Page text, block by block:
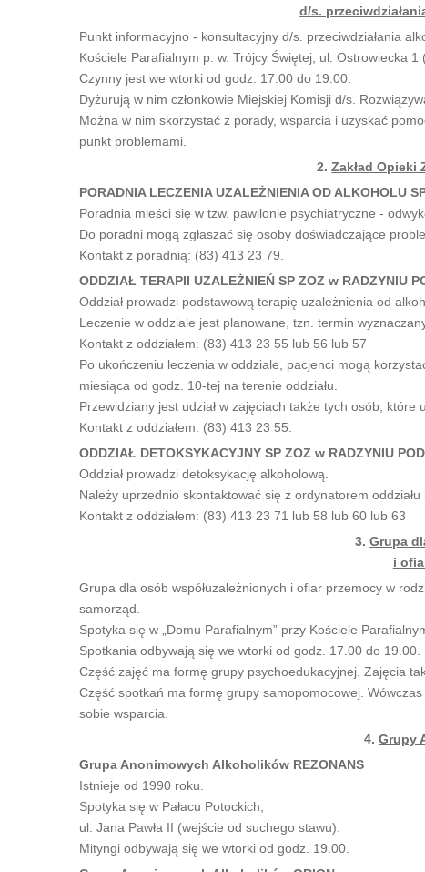
d/s.
Punkt informacyjno - konsultacyjny d/s. przeciwdziałania
Kościele Parafialnym p. w. Trójcy Świętej, ul. Ostrowiecka 1
Czynny jest we wtorki od godz. 17.00 do 19.00.
Dyżurują w nim członkowie Miejskiej Komisji d/s.
Można w nim skorzystać z porady, wsparcia i uzyskać
punkt problemami.
2.Zakład Opieki
PORADNIA LECZENIA UZALEŻNIENIA OD ALKOHOLU
Poradnia mieści się w tzw. pawilonie psychiatryczne -
Do poradni mogą zgłaszać się osoby doświadczające
Kontakt z poradnią: (83) 413 23 79.
ODDZIAŁ TERAPII UZALEŻNIEŃ SP ZOZ w RADZYNIU
Oddział prowadzi podstawową terapię uzależnienia od
Leczenie w oddziale jest planowane, tzn. termin
Kontakt z oddziałem: (83) 413 23 55 lub 56 lub 57
Po ukończeniu leczenia w oddziale, pacjenci mogą
miesiąca od godz. 10-tej na terenie oddziału.
Przewidziany jest udział w zajęciach także tych osób, które
Kontakt z oddziałem: (83) 413 23 55.
ODDZIAŁ DETOKSYKACYJNY SP ZOZ w RADZYNIU
Oddział prowadzi detoksykację alkoholową.
Należy uprzednio skontaktować się z ordynatorem
Kontakt z oddziałem: (83) 413 23 71 lub 58 lub 60 lub 63
3.Grupa
i
Grupa dla osób współuzależnionych i ofiar przemocy w
samorząd.
Spotyka się w „Domu Parafialnym” przy Kościele
Spotkania odbywają się we wtorki od godz. 17.00 do 19.00.
Część zajęć ma formę grupy psychoedukacyjnej. Zajęcia
Część spotkań ma formę grupy samopomocowej.
sobie wsparcia.
4. Grupy
Grupa Anonimowych Alkoholików REZONANS
Istnieje od 1990 roku.
Spotyka się w Pałacu Potockich,
ul. Jana Pawła II (wejście od suchego stawu).
Mityngi odbywają się we wtorki od godz. 19.00.